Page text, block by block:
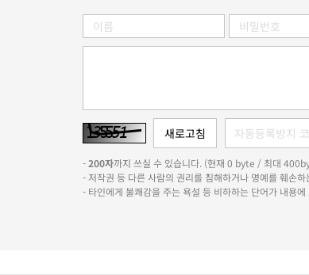
-200자까지 쓰실 수 있습니다. (현재 0 byte / 최대
- 저작권 등 다른 사람의 권리를 침해하거나 명예를 훼손
- 타인에게 불쾌감을 주는 욕설 등 비하하는 단어가 내용